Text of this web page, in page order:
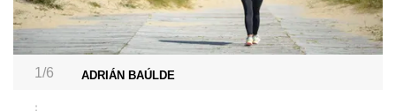
1/6 ADRIÁN BAÚLDE